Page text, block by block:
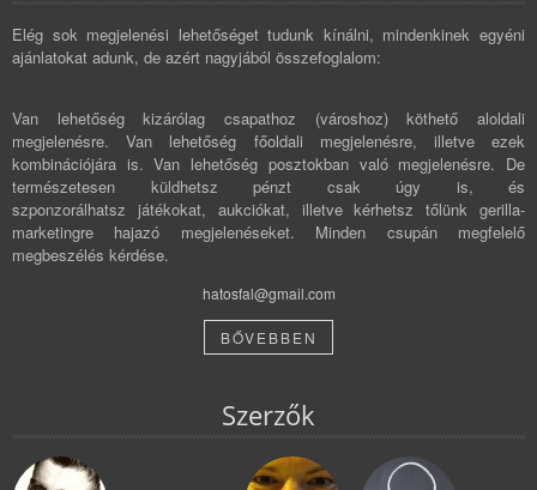
Elég sok megjelenési lehetőséget tudunk kínálni, mindenkinek egyéni
ajánlatokat adunk, de azért nagyjából összefoglalom:
Van lehetőség kizárólag csapathoz (városhoz) köthető aloldali
megjelenésre. Van lehetőség főoldali megjelenésre, illetve ezek
kombinációjára is. Van lehetőség posztokban való megjelenésre. De
természetesen küldhetsz pénzt csak úgy is, és
szponzorálhatsz játékokat, aukciókat, illetve kérhetsz tőlünk gerilla-
marketingre hajazó megjelenéseket. Minden csupán megfelelő
megbeszélés kérdése.
hatosfal@gmail.com
BŐVEBBEN
Szerzők